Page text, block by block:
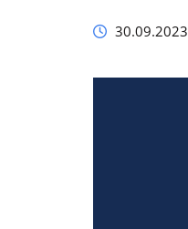
30.09.2023